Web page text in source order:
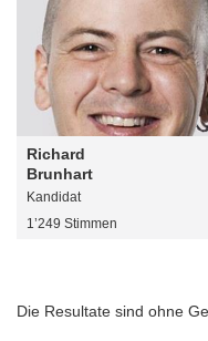
Richard
Brunhart
Kandidat
1’249 Stimmen
Die Resultate sind ohne